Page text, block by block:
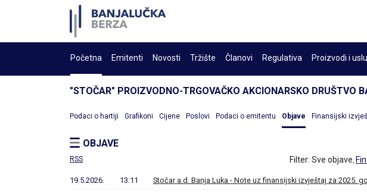
Početna Emitenti Novosti Tržište Članovi Regulativa Proizvodi i
"STOČAR" PROIZVODNO-TRGOVAČKO AKCIONARSKO DRUŠTVO
Podaci o hartiji Grafikoni Cijene Poslovi Podaci o emitentu Objave Finansijski
OBJAVE
RSS Filter: Sve objave,
19.5.2026. 13:11 Stočar a.d. Banja Luka - Note uz finansijski izvještaj za 2025.